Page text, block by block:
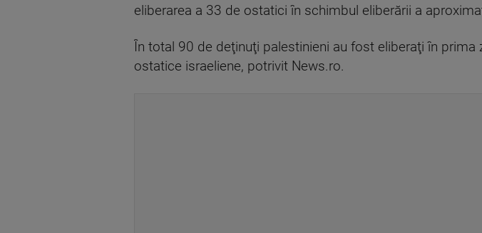
eliberarea a 33 de ostatici în schimbul eliberării a
În total 90 de deţinuţi palestinieni au fost eliberaţi în
ostatice israeliene, potrivit News.ro.